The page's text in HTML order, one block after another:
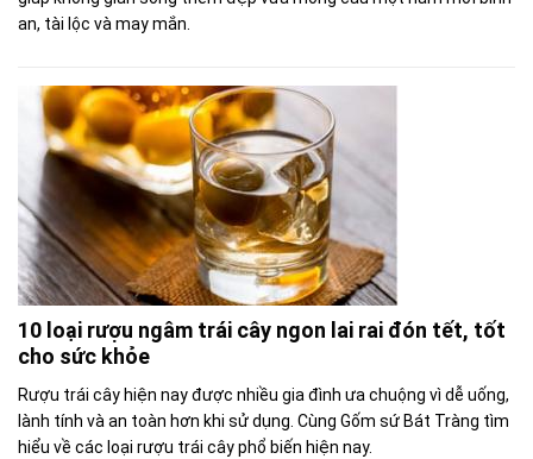
an, tài lộc và may mắn.
10 loại rượu ngâm trái cây ngon lai rai đón tết, tốt
cho sức khỏe
Rượu trái cây hiện nay được nhiều gia đình ưa chuộng vì dễ uống,
lành tính và an toàn hơn khi sử dụng. Cùng Gốm sứ Bát Tràng tìm
hiểu về các loại rượu trái cây phổ biến hiện nay.